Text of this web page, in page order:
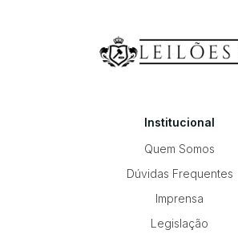
Institucional
Quem Somos
Dúvidas Frequentes
Imprensa
Legislação